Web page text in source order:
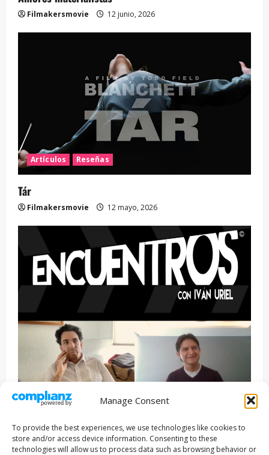
Manage Consent
To provide the best experiences, we use technologies like cookies to
store and/or access device information. Consenting to these
technologies will allow us to process data such as browsing behavior or
Filmakersmovie 12 junio, 2026
Artículos Reseñas
Tár
Filmakersmovie 12 mayo, 2026
Entrevista Series
ENCUENTROS CON IVÁN URIEL T3E22: JUAN PATRICIO
RIVEROLL